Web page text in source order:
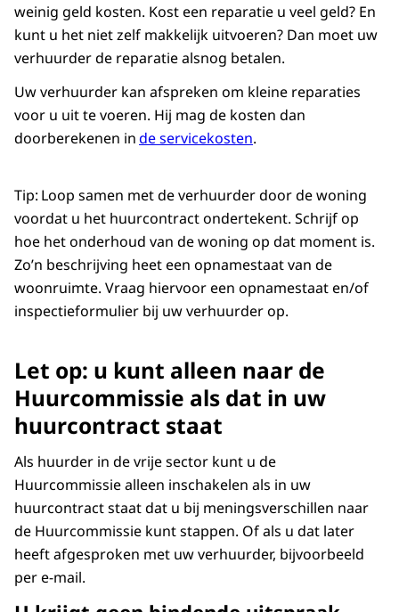
weinig geld kosten. Kost een reparatie u veel geld? En
kunt u het niet zelf makkelijk uitvoeren? Dan moet uw
verhuurder de reparatie alsnog betalen.
Uw verhuurder kan afspreken om kleine reparaties
voor u uit te voeren. Hij mag de kosten dan
doorberekenen inde servicekosten.
Tip: Loop samen met de verhuurder door de woning
voordat u het huurcontract ondertekent. Schrijf op
hoe het onderhoud van de woning op dat moment is.
Zo’n beschrijving heet een opnamestaat van de
woonruimte. Vraag hiervoor een opnamestaat en/of
inspectieformulier bij uw verhuurder op.
Let op: u kunt alleen naar de
Huurcommissie als dat in uw
huurcontract staat
Als huurder in de vrije sector kunt u de
Huurcommissie alleen inschakelen als in uw
huurcontract staat dat u bij meningsverschillen naar
de Huurcommissie kunt stappen. Of als u dat later
heeft afgesproken met uw verhuurder, bijvoorbeeld
per e-mail.